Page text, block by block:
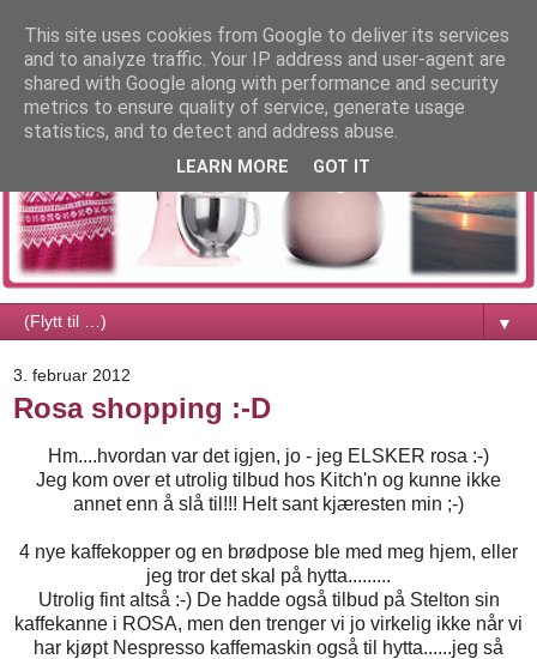
▼
3. februar 2012
Rosa shopping :-D
Hm....hvordan var det igjen, jo - jeg ELSKER rosa :-)
Jeg kom over et utrolig tilbud hos Kitch'n og kunne ikke
annet enn å slå til!!! Helt sant kjæresten min ;-)
4 nye kaffekopper og en brødpose ble med meg hjem, eller
jeg tror det skal på hytta.........
Utrolig fint altså :-) De hadde også tilbud på Stelton sin
kaffekanne i ROSA, men den trenger vi jo virkelig ikke når vi
har kjøpt Nespresso kaffemaskin også til hytta......jeg så
This site uses cookies from Google to deliver its services
and to analyze traffic. Your IP address and user-agent are
shared with Google along with performance and security
metrics to ensure quality of service, generate usage
statistics, and to detect and address abuse.
LEARN MORE GOT IT